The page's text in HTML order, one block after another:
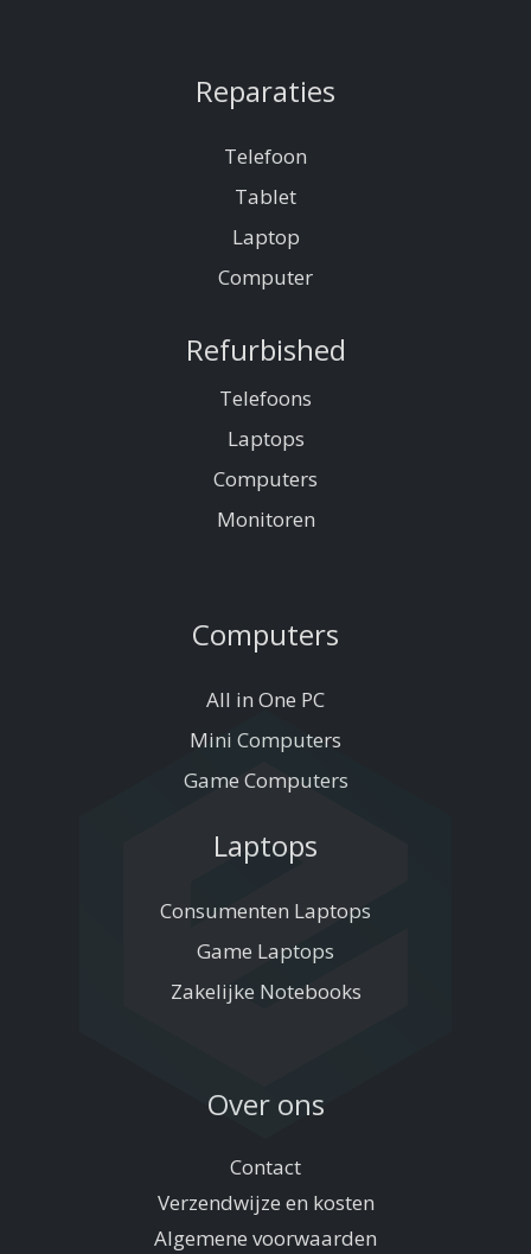
Reparaties
Telefoon
Tablet
Laptop
Computer
Refurbished
Telefoons
Laptops
Computers
Monitoren
Computers
All in One PC
Mini Computers
Game Computers
Laptops
Consumenten Laptops
Game Laptops
Zakelijke Notebooks
Over ons
Contact
Verzendwijze en kosten
Algemene voorwaarden